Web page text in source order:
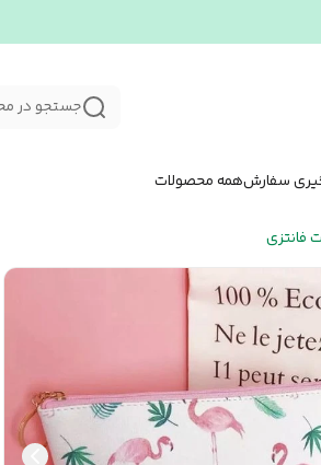
جستجو در
سفارشهمه محصولات
فانتزی